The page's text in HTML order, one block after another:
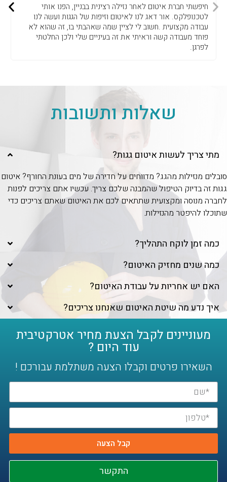
חיפשתי חברת איטום לאחר נזילה רצינית בבניין, הפנו אותי
לטכנופלקס. אור דאג לנו לאיטום וזיפות של הגגות ועשה לנו
עבודה מקצועית .חשוב לי לציין שמה שאהבתי בו, זה שהוא לא
פוחד מעבודה קשה וראיתי את זה בעיניים שלי ולכן החלטתי
לפרגן.
שאלות ותשובות
מתי צריך לעשות איטום גגות?
סובלים מנזילות מהגג? מדווחים על חדירה של מים בעונת החורף? איטום
גגות זה בדיוק הטיפול שהמבנה שלכם צריך. עכשיו אתם צריכים לפנות
לחברה מנוסה ומקצועית שתתאים לכם את האיטום שאתם צריכים כדי
שתוכלו להיפטר מהנזילות.
כמה זמן לוקח התהליך?
כמה שנים מחזיק האיטום?
האם יש אחריות על עבודת האיטום?
איך נדע מה שיטת האיטום שאנחנו צריכים?
מעוניינים לקבל הצעת מחיר אטרקטיבית
עוד היום ?
השאירו פרטים וקבלו הצעה משתלמת עבורכם !
קבל הצעה
התקשר